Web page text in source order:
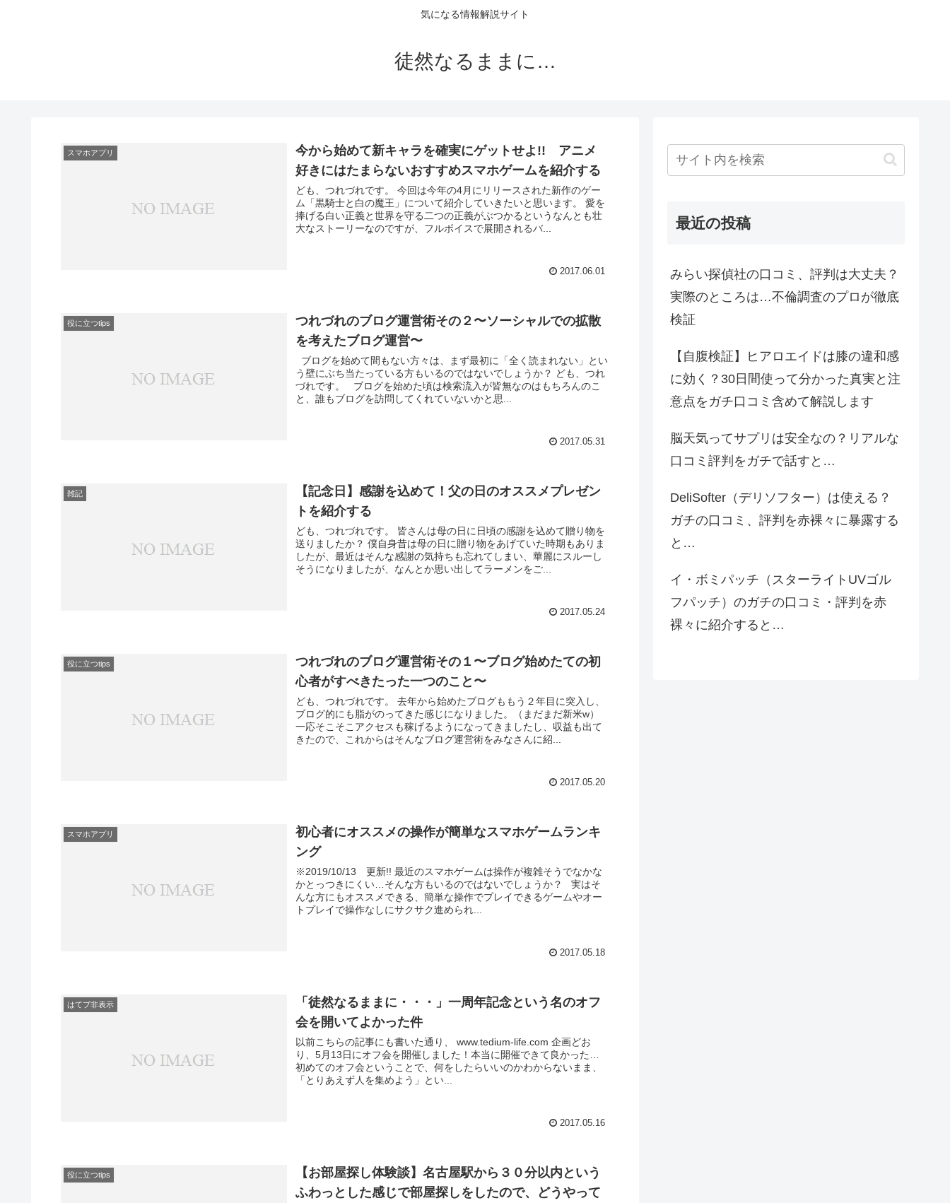
気になる情報解説サイト
徒然なるままに…
スマホアプリ
今から始めて新キャラを確実にゲットせよ!! アニメ
好きにはたまらないおすすめスマホゲームを紹介する
ども、つれづれです。 今回は今年の4月にリリースされた新作のゲー
ム「黒騎士と白の魔王」について紹介していきたいと思います。 愛を
捧げる白い正義と世界を守る二つの正義がぶつかるというなんとも壮
大なストーリーなのですが、フルボイスで展開されるバ...
2017.06.01
役に立つtips
つれづれのブログ運営術その２〜ソーシャルでの拡散
を考えたブログ運営〜
ブログを始めて間もない方々は、まず最初に「全く読まれない」とい
う壁にぶち当たっている方もいるのではないでしょうか？ ども、つれ
づれです。 ブログを始めた頃は検索流入が皆無なのはもちろんのこ
と、誰もブログを訪問してくれていないかと思...
2017.05.31
雑記
【記念日】感謝を込めて！父の日のオススメプレゼン
トを紹介する
ども、つれづれです。 皆さんは母の日に日頃の感謝を込めて贈り物を
送りましたか？ 僕自身昔は母の日に贈り物をあげていた時期もありま
したが、最近はそんな感謝の気持ちも忘れてしまい、華麗にスルーし
そうになりましたが、なんとか思い出してラーメンをご...
2017.05.24
役に立つtips
つれづれのブログ運営術その１〜ブログ始めたての初
心者がすべきたった一つのこと〜
ども、つれづれです。 去年から始めたブログももう２年目に突入し、
ブログ的にも脂がのってきた感じになりました。（まだまだ新米w）
一応そこそこアクセスも稼げるようになってきましたし、収益も出て
きたので、これからはそんなブログ運営術をみなさんに紹...
2017.05.20
スマホアプリ
初心者にオススメの操作が簡単なスマホゲームランキ
ング
※2019/10/13 更新!! 最近のスマホゲームは操作が複雑そうでなかな
かとっつきにくい…そんな方もいるのではないでしょうか？ 実はそ
んな方にもオススメできる、簡単な操作でプレイできるゲームやオー
トプレイで操作なしにサクサク進められ...
2017.05.18
はてブ非表示
「徒然なるままに・・・」一周年記念という名のオフ
会を開いてよかった件
以前こちらの記事にも書いた通り、 www.tedium-life.com 企画どお
り、5月13日にオフ会を開催しました！本当に開催できて良かった…
初めてのオフ会ということで、何をしたらいいのかわからないまま、
「とりあえず人を集めよう」とい...
2017.05.16
役に立つtips
【お部屋探し体験談】名古屋駅から３０分以内という
ふわっとした感じで部屋探しをしたので、どうやって
最近の投稿
みらい探偵社の口コミ、評判は大丈夫？
実際のところは…不倫調査のプロが徹底
検証
【自腹検証】ヒアロエイドは膝の違和感
に効く？30日間使って分かった真実と注
意点をガチ口コミ含めて解説します
脳天気ってサプリは安全なの？リアルな
口コミ評判をガチで話すと…
DeliSofter（デリソフター）は使える？
ガチの口コミ、評判を赤裸々に暴露する
と…
イ・ボミパッチ（スターライトUVゴル
フパッチ）のガチの口コミ・評判を赤
裸々に紹介すると…